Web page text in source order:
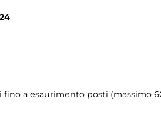
a esaurimento posti (massimo